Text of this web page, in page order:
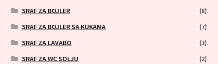
SRAF ZA BOJLER
(8)
SRAF ZA BOJLER SA KUKAMA
(7)
SRAF ZA LAVABO
(3)
SRAF ZA WC SOLJU
(2)